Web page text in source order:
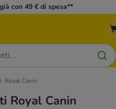
con 49 € di spesa**
Royal Canin
Royal Canin